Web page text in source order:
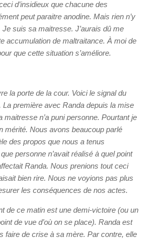
d’insidieux que chacune des
peut paraitre anodine. Mais rien n’y
Je suis sa maitresse. J’aurais dû me
accumulation de maltraitance. À moi de
que cette situation s’améliore.
la porte de la cour. Voici le signal du
La première avec Randa depuis la mise
maitresse n’a puni personne. Pourtant je
mérité. Nous avons beaucoup parlé
des propos que nous a tenus
personne n’avait réalisé à quel point
Randa. Nous prenions tout ceci
bien rire. Nous ne voyions pas plus
les conséquences de nos actes.
de ce matin est une demi-victoire (ou un
de vue d’où on se place). Randa est
faire de crise à sa mère. Par contre, elle